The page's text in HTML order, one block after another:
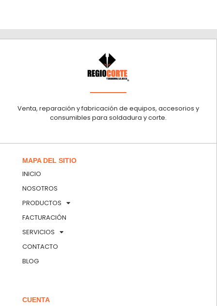
Venta, reparación y fabricación de equipos, accesorios y
consumibles para soldadura y corte.
MAPA DEL SITIO
INICIO
NOSOTROS
PRODUCTOS
FACTURACIÓN
SERVICIOS
CONTACTO
BLOG
CUENTA